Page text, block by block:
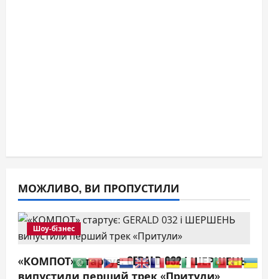
МОЖЛИВО, ВИ ПРОПУСТИЛИ
Шоу-бізнес
«КОМПОТ» стартує: GERALD 032 і ШЕРШЕНЬ
випустили перший трек «Притули»